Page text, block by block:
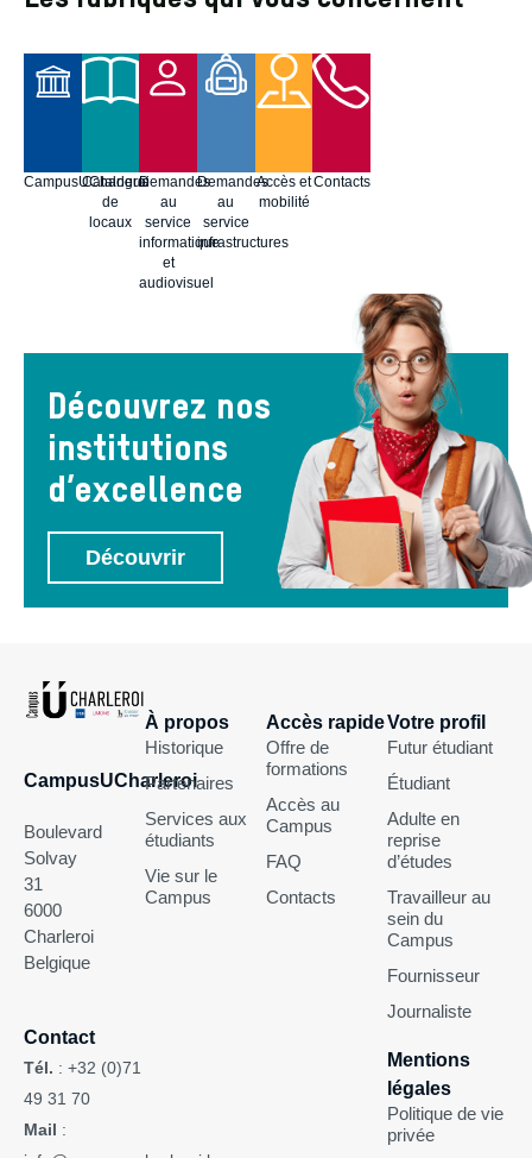
CampusUCharleroi
Catalogue
de
locaux
Demandes
au
service
informatique
et
audiovisuel
Demandes
au
service
infrastructures
Accès et
mobilité
Contacts
Découvrez nos
institutions
d’excellence
Découvrir
CampusUCharleroi
Boulevard
Solvay
31
6000
Charleroi
Belgique
Contact
Tél. : +32 (0)71
49 31 70
Mail :
À propos
Historique
Partenaires
Services aux
étudiants
Vie sur le
Campus
Accès rapide
Offre de
formations
Accès au
Campus
FAQ
Contacts
Votre profil
Futur étudiant
Étudiant
Adulte en
reprise
d’études
Travailleur au
sein du
Campus
Fournisseur
Journaliste
Mentions
légales
Politique de vie
privée